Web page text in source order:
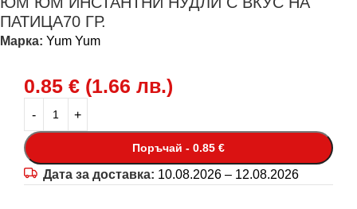
ПАТИЦА70 ГР.
Марка: Yum Yum
0.85 € (1.66 лв.)
Поръчай - 0.85 €
Дата за доставка: 10.08.2026 – 12.08.2026